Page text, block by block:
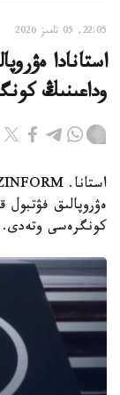
22:05, 05 تامىز 2026
استانادا
وداعىنىڭ
كونگرەسى وتەدى.